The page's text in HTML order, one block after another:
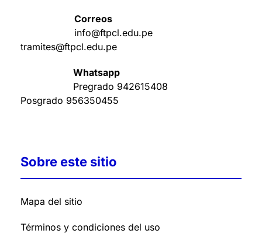
Correos
info@ftpcl.edu.pe
tramites@ftpcl.edu.pe
Whatsapp
Pregrado 942615408
Posgrado 956350455
Sobre este sitio
Mapa del sitio
Términos y condiciones del uso